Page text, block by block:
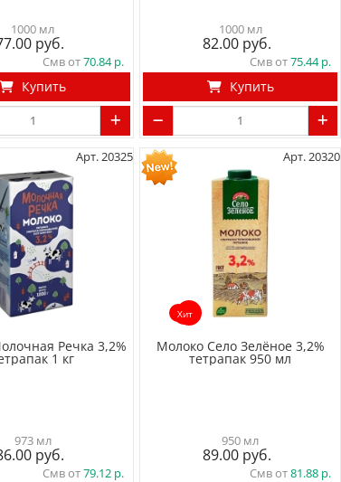
1000 мл
Смв от70.84
Купить
1000 мл
82.00
Смв от75.44
Купить
Арт. 20325
Речка 3,2%
1 кг
973 мл
Смв от79.12
Арт. 20320
Хит
Молоко Село Зелёное 3,2%
тетрапак 950 мл
950 мл
89.00
Смв от81.88